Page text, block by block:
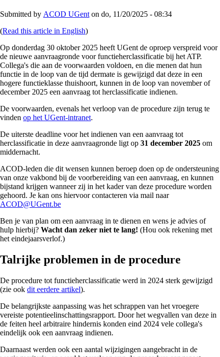
Submitted by ACOD UGent on do, 11/20/2025 - 08:34
(Read this article in English)
Op donderdag 30 oktober 2025 heeft UGent de oproep verspreid voor
de nieuwe aanvraagronde voor functieherclassificatie bij het ATP.
Collega's die aan de voorwaarden voldoen, en die menen dat hun
functie in de loop van de tijd dermate is gewijzigd dat deze in een
hogere functieklasse thuishoort, kunnen in de loop van november of
december 2025 een aanvraag tot herclassificatie indienen.
De voorwaarden, evenals het verloop van de procedure zijn terug te
vinden op het UGent-intranet.
De uiterste deadline voor het indienen van een aanvraag tot
herclassificatie in deze aanvraagronde ligt op 31 december 2025 om
middernacht.
ACOD-leden die dit wensen kunnen beroep doen op de ondersteuning
van onze vakbond bij de voorbereiding van een aanvraag, en kunnen
bijstand krijgen wanneer zij in het kader van deze procedure worden
gehoord. Je kan ons hiervoor contacteren via mail naar
ACOD@UGent.be
Ben je van plan om een aanvraag in te dienen en wens je advies of
hulp hierbij? Wacht dan zeker niet te lang! (Hou ook rekening met
het eindejaarsverlof.)
Talrijke problemen in de procedure
De procedure tot functieherclassificatie werd in 2024 sterk gewijzigd
(zie ook dit eerdere artikel).
De belangrijkste aanpassing was het schrappen van het vroegere
vereiste potentieelinschattingsrapport. Door het wegvallen van deze in
de feiten heel arbitraire hindernis konden eind 2024 vele collega's
eindelijk ook een aanvraag indienen.
Daarnaast werden ook een aantal wijzigingen aangebracht in de